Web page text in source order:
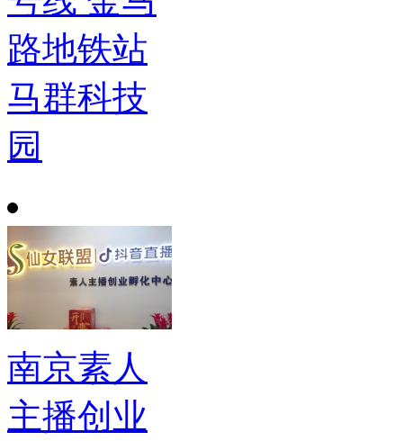
路地铁站
马群科技
园
南京素人
主播创业